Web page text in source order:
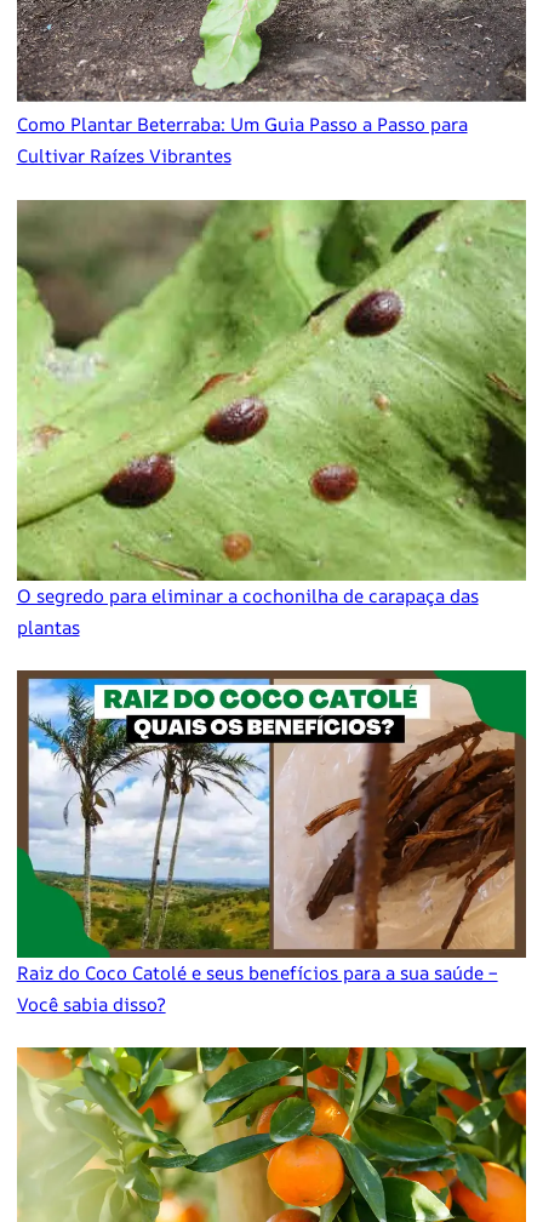
Como Plantar Beterraba: Um Guia Passo a Passo para
Cultivar Raízes Vibrantes
O segredo para eliminar a cochonilha de carapaça das
plantas
Raiz do Coco Catolé e seus benefícios para a sua saúde –
Você sabia disso?